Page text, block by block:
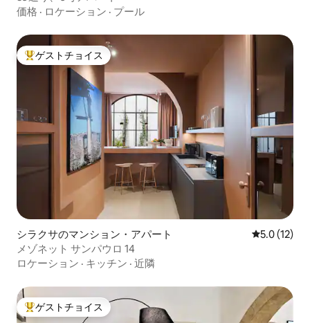
価格 · ロケーション · プール
大好評のゲストチョイスです。
ゲストチョイス
シラクサのマンション・アパート レビュー12
5.0 (12)
メゾネット サンパウロ 14
ロケーション · キッチン · 近隣
大好評のゲストチョイスです。
ゲストチョイス